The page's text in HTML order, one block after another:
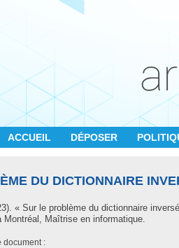
ACCUEIL DÉPOSER
DU DICTIONNAIRE
« Sur le problème du dictionnaire
Montréal, Maîtrise en informatique.
document :